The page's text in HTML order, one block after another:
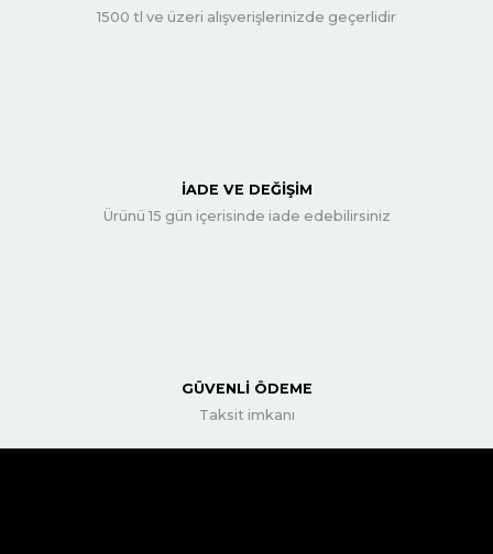
1500 tl ve üzeri alışverişlerinizde geçerlidir
İADE VE DEĞİŞİM
Ürünü 15 gün içerisinde iade edebilirsiniz
GÜVENLİ ÖDEME
Taksit imkanı